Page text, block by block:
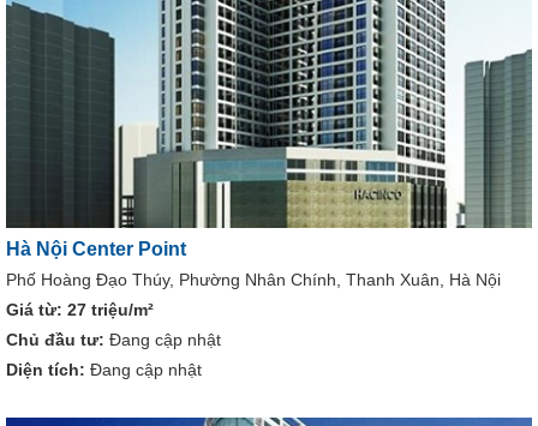
Hà Nội Center Point
Phố Hoàng Đạo Thúy, Phường Nhân Chính, Thanh Xuân, Hà Nội
Giá từ: 27 triệu/m²
Chủ đầu tư: Đang cập nhật
Diện tích: Đang cập nhật